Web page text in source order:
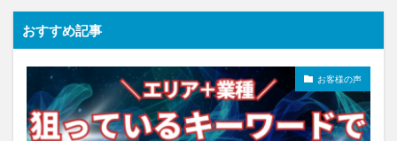
おすすめ記事
お客様の声